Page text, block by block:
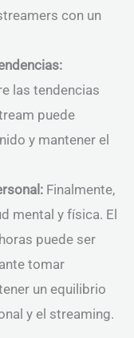
con un
las tendencias
puede
y mantener el
Finalmente,
mental y física. El
puede ser
tomar
un equilibrio
y el streaming.